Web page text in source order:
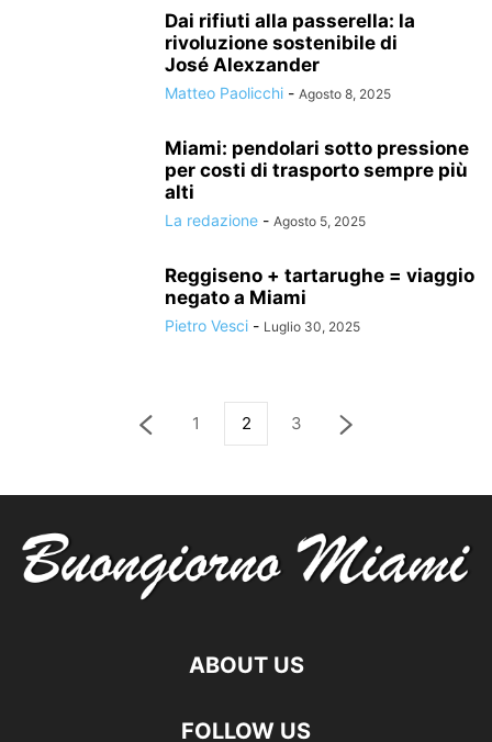
Dai rifiuti alla passerella: la
rivoluzione sostenibile di
José Alexzander
Matteo Paolicchi - Agosto 8, 2025
Miami: pendolari sotto pressione
per costi di trasporto sempre più
alti
La redazione - Agosto 5, 2025
Reggiseno + tartarughe = viaggio
negato a Miami
Pietro Vesci - Luglio 30, 2025
1 2 3
ABOUT US
FOLLOW US